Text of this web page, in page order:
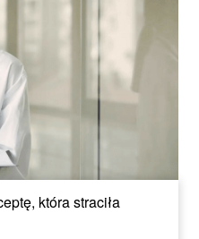
która straciła